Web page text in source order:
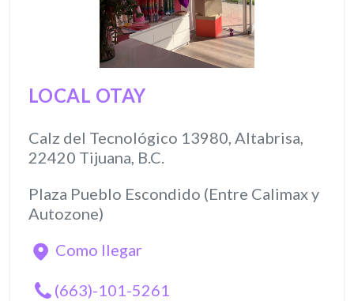
LOCAL OTAY
Calz del Tecnológico 13980, Altabrisa,
22420 Tijuana, B.C.
Plaza Pueblo Escondido (Entre Calimax y
Autozone)
Como llegar
(663)-101-5261